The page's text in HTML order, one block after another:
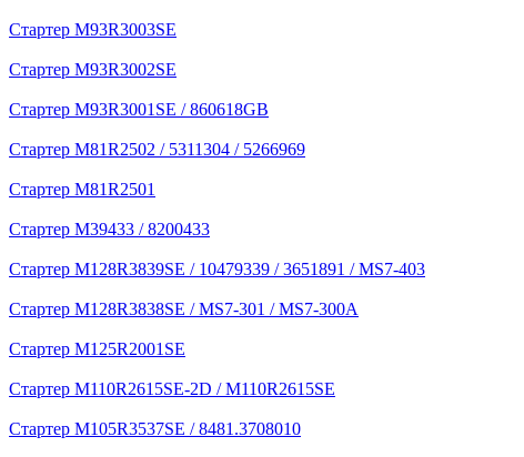
Стартер M93R3003SE
Стартер M93R3002SE
Стартер M93R3001SE / 860618GB
Стартер M81R2502 / 5311304 / 5266969
Стартер M81R2501
Стартер M39433 / 8200433
Стартер M128R3839SE / 10479339 / 3651891 / MS7-403
Стартер M128R3838SE / MS7-301 / MS7-300A
Стартер M125R2001SE
Стартер M110R2615SE-2D / M110R2615SE
Стартер M105R3537SE / 8481.3708010